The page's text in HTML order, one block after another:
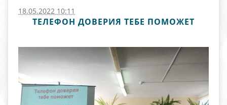
18.05.2022 10:11
ТЕЛЕФОН ДОВЕРИЯ ТЕБЕ ПОМОЖЕТ